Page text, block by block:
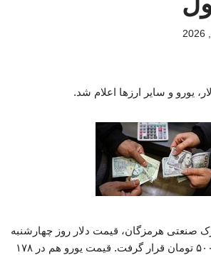
یورو و سایر ارزها اعلام شد.
صنعتی هرمزگان، قیمت دلار روز چهارشنبه
در قیمت ۱۵۳ هزار و ۵۰۰ تومان قرار گرفت. قیمت یورو هم در ۱۷۸